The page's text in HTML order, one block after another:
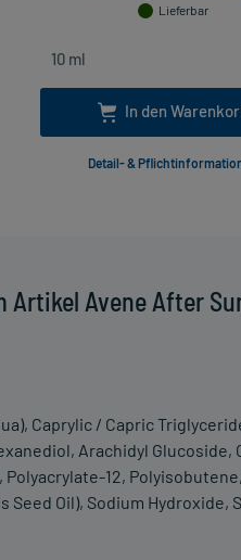
Avene After
Caprylic / Capric
Arachidyl Glucoside,
12,
Seed Oil), Sodium
Lieferbar
In den
Detail- &